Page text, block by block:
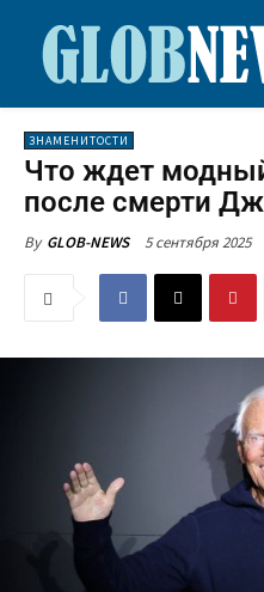
ЗНАМЕНИТОСТИ
Что ждет
после смерти
By GLOB-NEWS 5 сентября 2025